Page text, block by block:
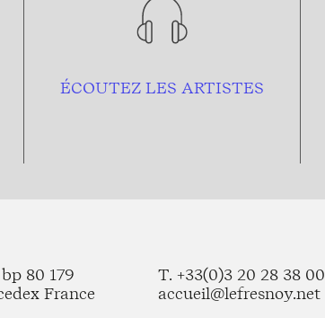
ÉCOUTEZ LES ARTISTES
80 179
France
T. +33(0)3 20 28 38 00
accueil@lefresnoy.net